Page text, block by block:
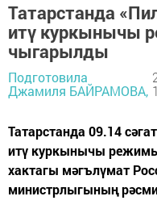
Татарстанда
итү куркынычы
чыгарылды
Подготовила
Джамиля БАЙРАМОВА,
Татарстанда 09.14
итү куркынычы
хактагы мәгълүмат
министрлыгының